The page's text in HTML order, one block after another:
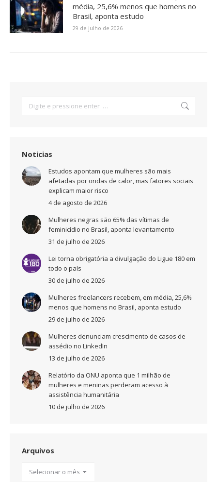
média, 25,6% menos que homens no
Brasil, aponta estudo
29 de julho de 2026
Noticias
Estudos apontam que mulheres são mais
afetadas por ondas de calor, mas fatores sociais
explicam maior risco
4 de agosto de 2026
Mulheres negras são 65% das vítimas de
feminicídio no Brasil, aponta levantamento
31 de julho de 2026
Lei torna obrigatória a divulgação do Ligue 180 em
todo o país
30 de julho de 2026
Mulheres freelancers recebem, em média, 25,6%
menos que homens no Brasil, aponta estudo
29 de julho de 2026
Mulheres denunciam crescimento de casos de
assédio no LinkedIn
13 de julho de 2026
Relatório da ONU aponta que 1 milhão de
mulheres e meninas perderam acesso à
assistência humanitária
10 de julho de 2026
Arquivos